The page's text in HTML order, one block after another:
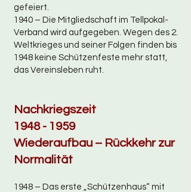
gefeiert.
1940 – Die Mitgliedschaft im Tellpokal-
Verband wird aufgegeben. Wegen des 2.
Weltkrieges und seiner Folgen finden bis
1948 keine Schützenfeste mehr statt,
das Vereinsleben ruht.
Nachkriegszeit
1948 - 1959
Wiederaufbau – Rückkehr zur
Normalität
1948 – Das erste „Schützenhaus“ mit